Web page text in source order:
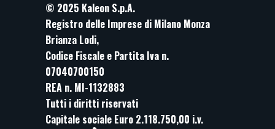
© 2025 Kaleon S.p.A.
Registro delle Imprese di Milano Monza
Brianza Lodi,
Codice Fiscale e Partita Iva n.
07040700150
REA n. MI-1132883
Tutti i diritti riservati
Capitale sociale Euro 2.118.750,00 i.v.